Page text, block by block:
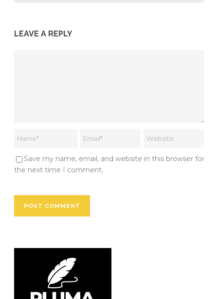
LEAVE A REPLY
Save my name, email, and website in this browser for
the next time I comment.